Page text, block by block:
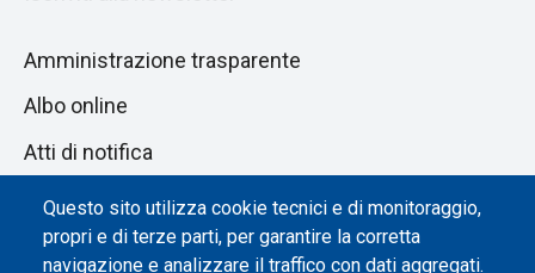
Questo sito utilizza cookie tecnici e di monitoraggio,
propri e di terze parti, per garantire la corretta
navigazione e analizzare il traffico con dati aggregati.
Amministrazione trasparente
Albo online
Atti di notifica
Dichiarazione di accessibilità
Impostazione dei cookie